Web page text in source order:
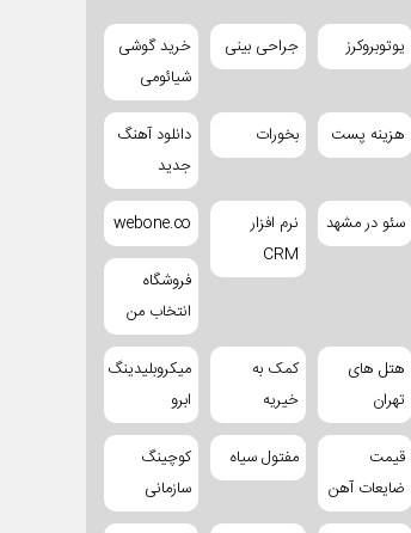
یوتوبروکرز جراحی بینی
خرید گوشی
شیائومی
هزینه پست بخورات
دانلود آهنگ
جدید
سئو در مشهد
نرم افزار
CRM
webone.co
فروشگاه
انتخاب من
هتل های
تهران
کمک به
خیریه
میکروبلیدینگ
ابرو
قیمت
ضایعات آهن
مفتول سیاه
کوچینگ
سازمانی